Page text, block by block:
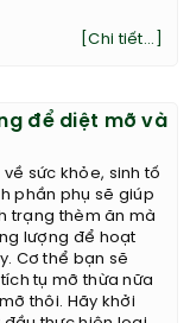
[Chi tiết...]
để diệt mỡ và
sức khỏe, sinh tố
phần phụ sẽ giúp
trạng thèm ăn mà
lượng để hoạt
Cơ thể bạn sẽ
tụ mỡ thừa nữa
thôi. Hãy khởi